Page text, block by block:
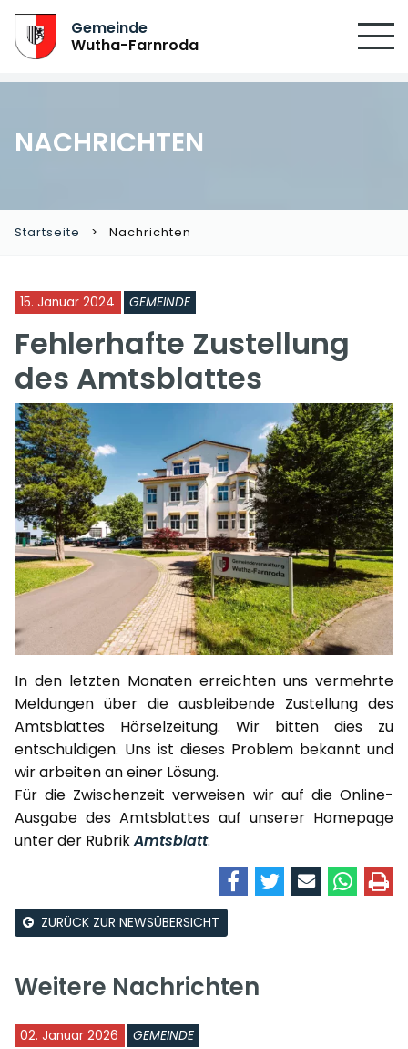
Gemeinde
Wutha-Farnroda
NACHRICHTEN
Startseite Nachrichten
15. Januar 2024 GEMEINDE
Fehlerhafte Zustellung
des Amtsblattes
In den letzten Monaten erreichten uns vermehrte
Meldungen über die ausbleibende Zustellung des
Amtsblattes Hörselzeitung. Wir bitten dies zu
entschuldigen. Uns ist dieses Problem bekannt und
wir arbeiten an einer Lösung.
Für die Zwischenzeit verweisen wir auf die Online-
Ausgabe des Amtsblattes auf unserer Homepage
unter der RubrikAmtsblatt.
ZURÜCK ZUR NEWSÜBERSICHT
Weitere Nachrichten
02. Januar 2026 GEMEINDE